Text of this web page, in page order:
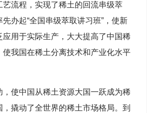
艺流程，实现了稀土的回流串级萃
办起“全国串级萃取讲习班”，使新
应用于实际生产，大大提高了中国稀
使我国在稀土分离技术和产业化水平
，使中国从稀土资源大国一跃成为稀
撬动了全世界的稀土市场格局。到